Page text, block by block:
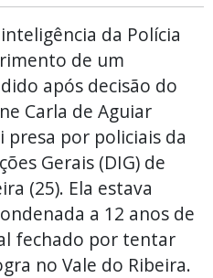
da Polícia
de um
após decisão do
Carla de Aguiar
presa por policiais da
Gerais (DIG) de
(25). Ela estava
a 12 anos de
fechado por tentar
no Vale do Ribeira.